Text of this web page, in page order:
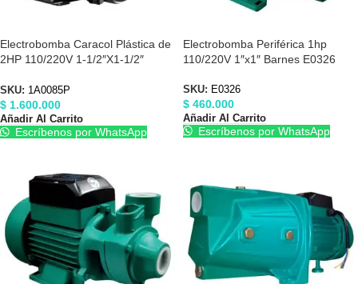
Electrobomba Caracol Plástica de
2HP 110/220V 1-1/2″X1-1/2″
SKU: 1A0085P
$ 1.600.000
Añadir Al Carrito
Escríbenos por WhatsApp
Electrobomba Periférica 1hp
110/220V 1″x1″ Barnes E0326
SKU: E0326
$ 460.000
Añadir Al Carrito
Escríbenos por WhatsApp